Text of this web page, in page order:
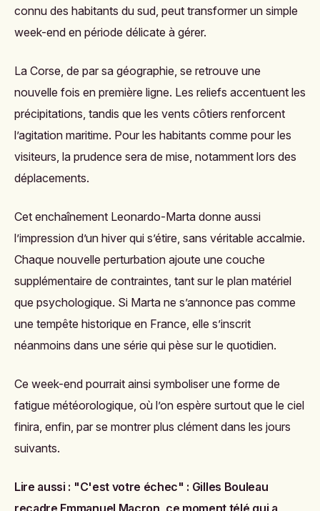
connu des habitants du sud, peut transformer un simple
week-end en période délicate à gérer.
La Corse, de par sa géographie, se retrouve une
nouvelle fois en première ligne. Les reliefs accentuent les
précipitations, tandis que les vents côtiers renforcent
l’agitation maritime. Pour les habitants comme pour les
visiteurs, la prudence sera de mise, notamment lors des
déplacements.
Cet enchaînement Leonardo-Marta donne aussi
l’impression d’un hiver qui s’étire, sans véritable accalmie.
Chaque nouvelle perturbation ajoute une couche
supplémentaire de contraintes, tant sur le plan matériel
que psychologique. Si Marta ne s’annonce pas comme
une tempête historique en France, elle s’inscrit
néanmoins dans une série qui pèse sur le quotidien.
Ce week-end pourrait ainsi symboliser une forme de
fatigue météorologique, où l’on espère surtout que le ciel
finira, enfin, par se montrer plus clément dans les jours
suivants.
Lire aussi : "C'est votre échec" : Gilles Bouleau